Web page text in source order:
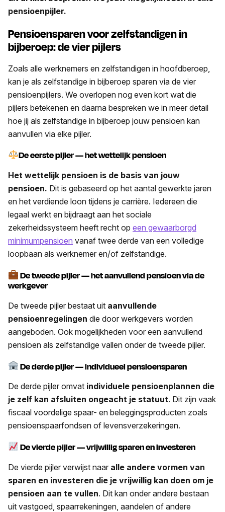
pensioenpijler.
Pensioensparen voor zelfstandigen in
bijberoep: de vier pijlers
Zoals alle werknemers en zelfstandigen in hoofdberoep,
kan je als zelfstandige in bijberoep sparen via de vier
pensioenpijlers. We overlopen nog even kort wat die
pijlers betekenen en daarna bespreken we in meer detail
hoe jij als zelfstandige in bijberoep jouw pensioen kan
aanvullen via elke pijler.
De eerste pijler — het wettelijk pensioen
Het wettelijk pensioen is de basis van jouw
pensioen. Dit is gebaseerd op het aantal gewerkte jaren
en het verdiende loon tijdens je carrière. Iedereen die
legaal werkt en bijdraagt aan het sociale
zekerheidssysteem heeft recht op een gewaarborgd
minimumpensioen vanaf twee derde van een volledige
loopbaan als werknemer en/of zelfstandige.
De tweede pijler — het aanvullend pensioen via de
werkgever
De tweede pijler bestaat uit aanvullende
pensioenregelingen die door werkgevers worden
aangeboden. Ook mogelijkheden voor een aanvullend
pensioen als zelfstandige vallen onder de tweede pijler.
De derde pijler — individueel pensioensparen
De derde pijler omvat individuele pensioenplannen die
je zelf kan afsluiten ongeacht je statuut. Dit zijn vaak
fiscaal voordelige spaar- en beleggingsproducten zoals
pensioenspaarfondsen of levensverzekeringen.
De vierde pijler — vrijwillig sparen en investeren
De vierde pijler verwijst naar alle andere vormen van
sparen en investeren die je vrijwillig kan doen om je
pensioen aan te vullen. Dit kan onder andere bestaan
uit vastgoed, spaarrekeningen, aandelen of andere